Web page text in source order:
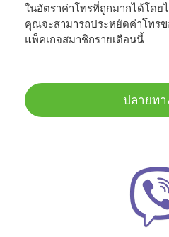
ในอัตราค่าโทรที่ถูกมากได้โดย
คุณจะสามารถประหยัดค่าโทร
แพ็คเกจสมาชิกรายเดือนนี้
ปลายทา